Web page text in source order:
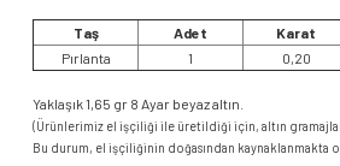
Taş Adet Karat
Pırlanta
1 0,20
Yaklaşık 1,65 gr 8 Ayar beyaz altın.
(Ürünlerimiz el işçiliği ile üretildiği için, altın
Bu durum, el işçiliğinin doğasından kaynaklanmakta